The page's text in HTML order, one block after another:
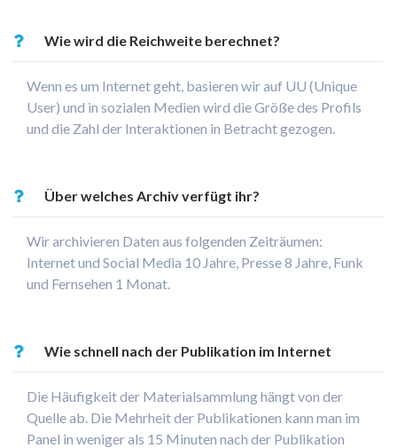
Wie wird die Reichweite berechnet?
Wenn es um Internet geht, basieren wir auf UU (Unique
User) und in sozialen Medien wird die Größe des Profils
und die Zahl der Interaktionen in Betracht gezogen.
Über welches Archiv verfügt ihr?
Wir archivieren Daten aus folgenden Zeiträumen:
Internet und Social Media 10 Jahre, Presse 8 Jahre, Funk
und Fernsehen 1 Monat.
Wie schnell nach der Publikation im Internet
befinden sich die Inhalte im Panel?
Die Häufigkeit der Materialsammlung hängt von der
Quelle ab. Die Mehrheit der Publikationen kann man im
Panel in weniger als 15 Minuten nach der Publikation